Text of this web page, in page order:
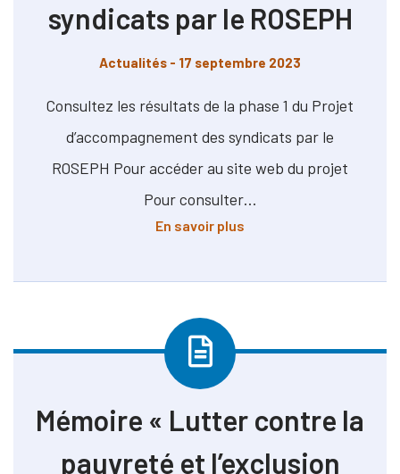
syndicats par le ROSEPH
Actualités - 17 septembre 2023
Consultez les résultats de la phase 1 du Projet
d’accompagnement des syndicats par le
ROSEPH Pour accéder au site web du projet
Pour consulter…
En savoir plus
Mémoire « Lutter contre la
pauvreté et l’exclusion